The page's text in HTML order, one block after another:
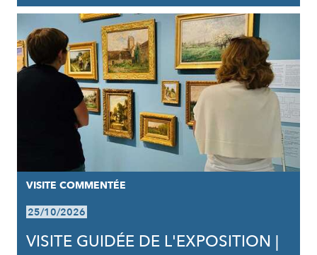
VISITE COMMENTÉE
25/10/2026
VISITE GUIDÉE DE L'EXPOSITION |